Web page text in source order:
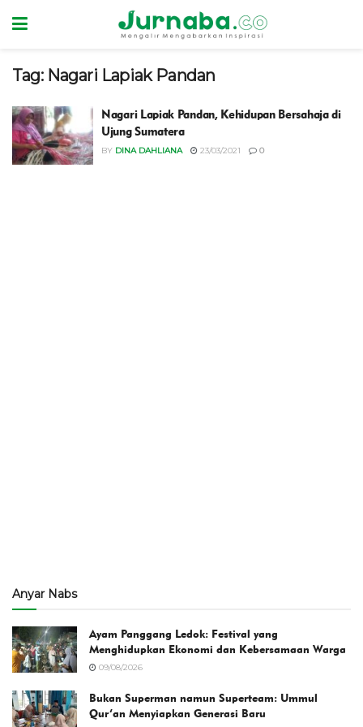
Tag: Nagari Lapiak Pandan
Nagari Lapiak Pandan, Kehidupan Bersahaja di
Ujung Sumatera
BY DINA DAHLIANA 23/03/2021 0
Anyar Nabs
Ayam Panggang Ledok: Festival yang
Menghidupkan Ekonomi dan Kebersamaan Warga
09/08/2026
Bukan Superman namun Superteam: Ummul
Qur’an Menyiapkan Generasi Baru